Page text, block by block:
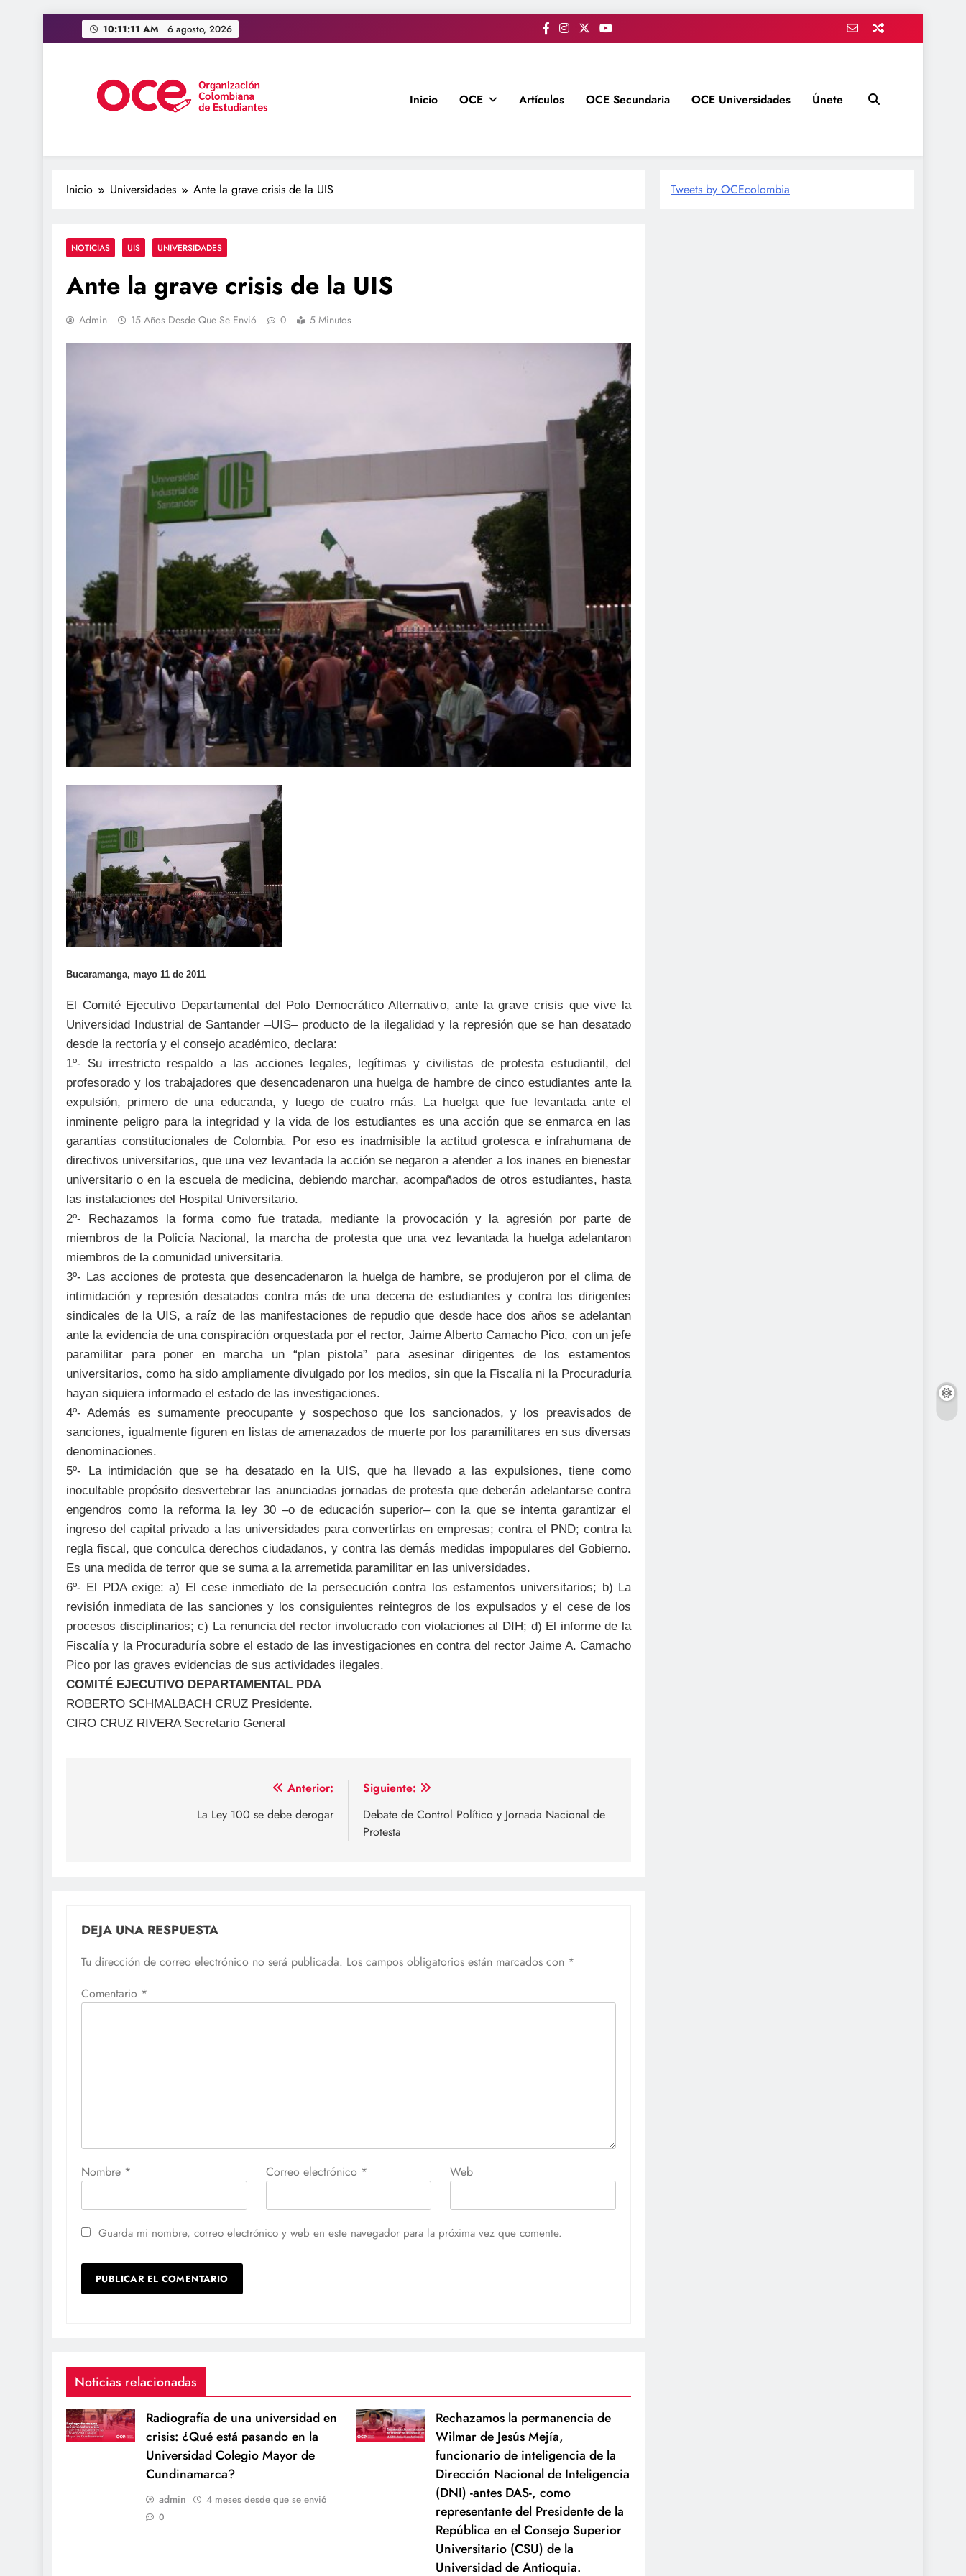
al
10:11:12 AM 6 agosto, 2026
OCE Colombia
Inicio OCE Artículos OCE Secundaria OCE Universidades Únete
Inicio Universidades Ante la grave crisis de la UIS
NOTICIAS UIS UNIVERSIDADES
Ante la grave crisis de la UIS
Admin 15 Años Desde Que Se Envió 0 5 Minutos
Bucaramanga, mayo 11 de 2011
El Comité Ejecutivo Departamental del Polo Democrático Alternativo, ante la grave crisis que vive la
Universidad Industrial de Santander –UIS– producto de la ilegalidad y la represión que se han desatado
desde la rectoría y el consejo académico, declara:
1º- Su irrestricto respaldo a las acciones legales, legítimas y civilistas de protesta estudiantil, del
profesorado y los trabajadores que desencadenaron una huelga de hambre de cinco estudiantes ante la
expulsión, primero de una educanda, y luego de cuatro más. La huelga que fue levantada ante el
inminente peligro para la integridad y la vida de los estudiantes es una acción que se enmarca en las
garantías constitucionales de Colombia. Por eso es inadmisible la actitud grotesca e infrahumana de
directivos universitarios, que una vez levantada la acción se negaron a atender a los inanes en bienestar
universitario o en la escuela de medicina, debiendo marchar, acompañados de otros estudiantes, hasta
las instalaciones del Hospital Universitario.
2º- Rechazamos la forma como fue tratada, mediante la provocación y la agresión por parte de
miembros de la Policía Nacional, la marcha de protesta que una vez levantada la huelga adelantaron
miembros de la comunidad universitaria.
3º- Las acciones de protesta que desencadenaron la huelga de hambre, se produjeron por el clima de
intimidación y represión desatados contra más de una decena de estudiantes y contra los dirigentes
sindicales de la UIS, a raíz de las manifestaciones de repudio que desde hace dos años se adelantan
ante la evidencia de una conspiración orquestada por el rector, Jaime Alberto Camacho Pico, con un jefe
paramilitar para poner en marcha un “plan pistola” para asesinar dirigentes de los estamentos
universitarios, como ha sido ampliamente divulgado por los medios, sin que la Fiscalía ni la Procuraduría
hayan siquiera informado el estado de las investigaciones.
4º- Además es sumamente preocupante y sospechoso que los sancionados, y los preavisados de
sanciones, igualmente figuren en listas de amenazados de muerte por los paramilitares en sus diversas
denominaciones.
5º- La intimidación que se ha desatado en la UIS, que ha llevado a las expulsiones, tiene como
inocultable propósito desvertebrar las anunciadas jornadas de protesta que deberán adelantarse contra
engendros como la reforma la ley 30 –o de educación superior– con la que se intenta garantizar el
ingreso del capital privado a las universidades para convertirlas en empresas; contra el PND; contra la
regla fiscal, que conculca derechos ciudadanos, y contra las demás medidas impopulares del Gobierno.
Es una medida de terror que se suma a la arremetida paramilitar en las universidades.
6º- El PDA exige: a) El cese inmediato de la persecución contra los estamentos universitarios; b) La
revisión inmediata de las sanciones y los consiguientes reintegros de los expulsados y el cese de los
procesos disciplinarios; c) La renuncia del rector involucrado con violaciones al DIH; d) El informe de la
Fiscalía y la Procuraduría sobre el estado de las investigaciones en contra del rector Jaime A. Camacho
Pico por las graves evidencias de sus actividades ilegales.
COMITÉ EJECUTIVO DEPARTAMENTAL PDA
ROBERTO SCHMALBACH CRUZ Presidente.
CIRO CRUZ RIVERA Secretario General
Anterior:
La Ley 100 se debe derogar
Siguiente:
Debate de Control Político y Jornada Nacional de
Protesta
DEJA UNA RESPUESTA
Tu dirección de correo electrónico no será publicada. Los campos obligatorios están marcados con *
Comentario *
Nombre * Correo electrónico * Web
Guarda mi nombre, correo electrónico y web en este navegador para la próxima vez que comente.
Noticias relacionadas
Radiografía de una universidad en
crisis: ¿Qué está pasando en la
Universidad Colegio Mayor de
Cundinamarca?
admin 4 meses desde que se envió
0
Rechazamos la permanencia de
Wilmar de Jesús Mejía,
funcionario de inteligencia de la
Dirección Nacional de Inteligencia
(DNI) -antes DAS-, como
representante del Presidente de la
República en el Consejo Superior
Universitario (CSU) de la
Universidad de Antioquia.
Tweets by OCEcolombia